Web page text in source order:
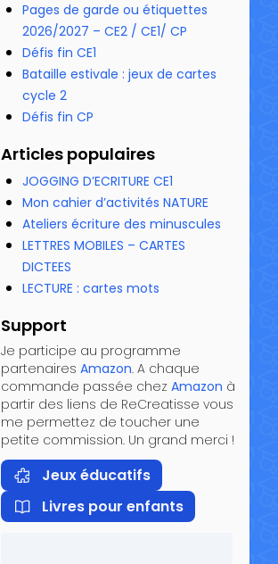
Pages de garde ou étiquettes
2026/2027 – CE2 / CE1/ CP
Défis fin CE1
Bataille estivale : jeux de cartes
cycle 2
Défis fin CP
Articles populaires
JOGGING D’ECRITURE CE1
Mon cahier d’activités NATURE
Ateliers écriture des minuscules
LETTRES MOBILES – CARTES
DICTEES
LECTURE : cartes mots
Support
Je participe au programme
partenaires Amazon. A chaque
commande passée chez Amazon à
partir des liens de ReCreatisse vous
me permettez de toucher une
petite commission. Un grand merci !
Jeux éducatifs
Livres pour enfants